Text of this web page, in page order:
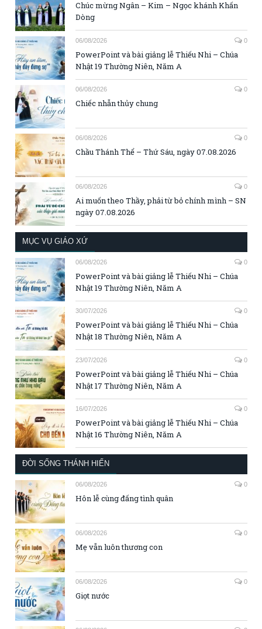
Chúc mừng Ngân – Kim – Ngọc khánh Khấn
Dòng
06/08/2026 0
PowerPoint và bài giảng lễ Thiếu Nhi – Chúa
Nhật 19 Thường Niên, Năm A
06/08/2026 0
Chiếc nhẫn thủy chung
06/08/2026 0
Chầu Thánh Thể – Thứ Sáu, ngày 07.08.2026
06/08/2026 0
Ai muốn theo Thầy, phải từ bỏ chính mình – SN
ngày 07.08.2026
MỤC VỤ GIÁO XỨ
06/08/2026 0
PowerPoint và bài giảng lễ Thiếu Nhi – Chúa
Nhật 19 Thường Niên, Năm A
30/07/2026 0
PowerPoint và bài giảng lễ Thiếu Nhi – Chúa
Nhật 18 Thường Niên, Năm A
23/07/2026 0
PowerPoint và bài giảng lễ Thiếu Nhi – Chúa
Nhật 17 Thường Niên, Năm A
16/07/2026 0
PowerPoint và bài giảng lễ Thiếu Nhi – Chúa
Nhật 16 Thường Niên, Năm A
ĐỜI SỐNG THÁNH HIẾN
06/08/2026 0
Hôn lễ cùng đấng tình quân
06/08/2026 0
Mẹ vẫn luôn thương con
06/08/2026 0
Giọt nước